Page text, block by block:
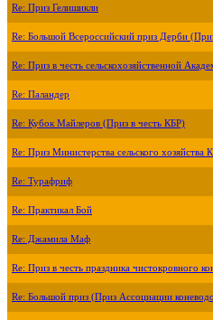
Re: Приз Гелишикли
Re: Большой Всероссийский приз Дерби
Re: Приз в честь сельскохозяйственной
Re: Паландер
Re: Кубок Майлеров (Приз в честь КБР)
Re: Приз Министерства сельского
Re: Турафриф
Re: Практикал Бой
Re: Джамила Маф
Re: Приз в честь праздника чистокровного
Re: Большой приз (Приз Ассоциации